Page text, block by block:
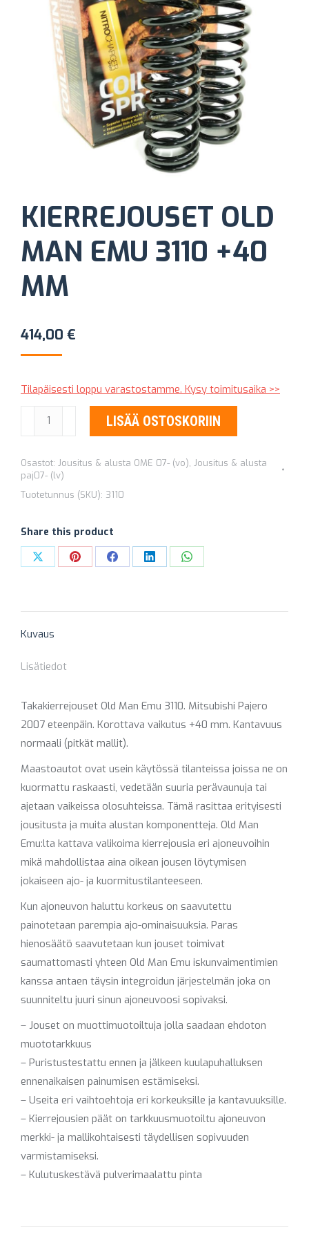
KIERREJOUSET OLD
MAN EMU 3110 +40
MM
414,00 €
Tilapäisesti loppu varastostamme. Kysy toimitusaika >>
KIERREJOUSET
OLD
EMU
3110
MM
määrä
LISÄÄ OSTOSKORIIN
Osastot: Jousitus & alusta OME 07- (vo), Jousitus & alusta
paj07- (lv)
Tuotetunnus (SKU): 3110
Share this product
Share Share Share Share Share
Kuvaus
Lisätiedot
Takakierrejouset Old Man Emu 3110. Mitsubishi Pajero
2007 eteenpäin. Korottava vaikutus +40 mm. Kantavuus
normaali (pitkät mallit).
Maastoautot ovat usein käytössä tilanteissa joissa ne on
kuormattu raskaasti, vedetään suuria perävaunuja tai
ajetaan vaikeissa olosuhteissa. Tämä rasittaa erityisesti
jousitusta ja muita alustan komponentteja. Old Man
Emu:lta kattava valikoima kierrejousia eri ajoneuvoihin
mikä mahdollistaa aina oikean jousen löytymisen
jokaiseen ajo- ja kuormitustilanteeseen.
Kun ajoneuvon haluttu korkeus on saavutettu
painotetaan parempia ajo-ominaisuuksia. Paras
hienosäätö saavutetaan kun jouset toimivat
saumattomasti yhteen Old Man Emu iskunvaimentimien
kanssa antaen täysin integroidun järjestelmän joka on
suunniteltu juuri sinun ajoneuvoosi sopivaksi.
– Jouset on muottimuotoiltuja jolla saadaan ehdoton
muototarkkuus
– Puristustestattu ennen ja jälkeen kuulapuhalluksen
ennenaikaisen painumisen estämiseksi.
– Useita eri vaihtoehtoja eri korkeuksille ja kantavuuksille.
– Kierrejousien päät on tarkkuusmuotoiltu ajoneuvon
merkki- ja mallikohtaisesti täydellisen sopivuuden
varmistamiseksi.
– Kulutuskestävä pulverimaalattu pinta